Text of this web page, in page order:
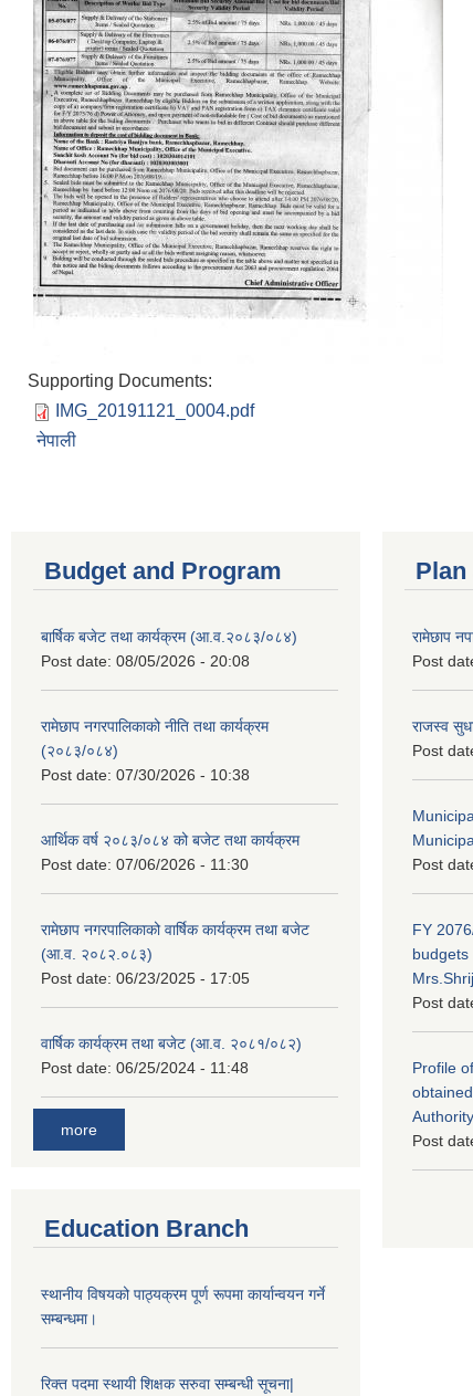
Supporting Documents:
IMG_20191121_0004.pdf
नेपाली
Budget and Program
बार्षिक बजेट तथा कार्यक्रम (आ.व.२०८३/०८४)
Post date: 08/05/2026 - 20:08
रामेछाप नगरपालिकाको नीति तथा कार्यक्रम
(२०८३/०८४)
Post date: 07/30/2026 - 10:38
आर्थिक वर्ष २०८३/०८४ को बजेट तथा कार्यक्रम
Post date: 07/06/2026 - 11:30
रामेछाप नगरपालिकाको वार्षिक कार्यक्रम तथा बजेट
(आ.व. २०८२.०८३)
Post date: 06/23/2025 - 17:05
वार्षिक कार्यक्रम तथा बजेट (आ.व. २०८१/०८२)
Post date: 06/25/2024 - 11:48
more
Education Branch
स्थानीय विषयको पाठ्यक्रम पूर्ण रूपमा कार्यान्वयन गर्ने
सम्बन्धमा।
रिक्त पदमा स्थायी शिक्षक सरुवा सम्बन्धी सूचना|
रामेछाप
Post
राजस्व
Post
Post
FY
Post
Profile
Authority
Post